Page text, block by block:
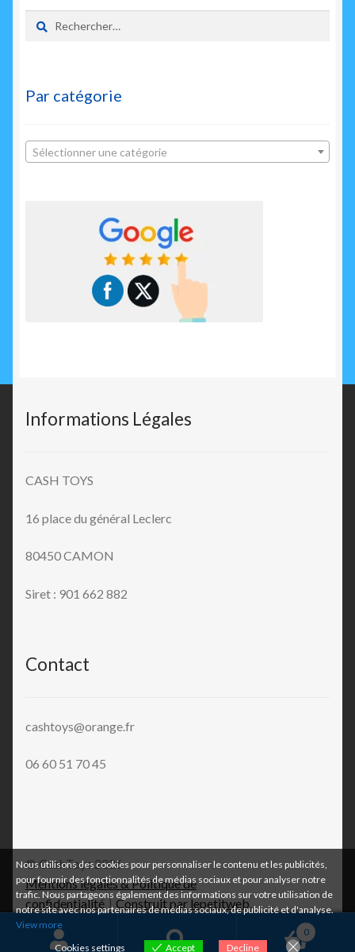
Rechercher :
Par catégorie
Sélectionner une catégorie
Informations Légales
CASH TOYS
16 place du général Leclerc
80450 CAMON
Siret : 901 662 882
Contact
cashtoys@orange.fr
06 60 51 70 45
© CashToys 2026
Mentions légales & Politique de
confidentialité
Construit par lepetitweb.
0
Nous utilisons des cookies pour personnaliser le contenu et les publicités,
pour fournir des fonctionnalités de médias sociaux et pour analyser notre
trafic. Nous partageons également des informations sur votre utilisation de
notre site avec nos partenaires de médias sociaux, de publicité et d'analyse.
View more
Cookies settings
Accept Decline